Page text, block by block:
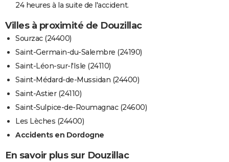
24 heures à la suite de l'accident.
Villes à proximité de Douzillac
Sourzac (24400)
Saint-Germain-du-Salembre (24190)
Saint-Léon-sur-l'Isle (24110)
Saint-Médard-de-Mussidan (24400)
Saint-Astier (24110)
Saint-Sulpice-de-Roumagnac (24600)
Les Lèches (24400)
Accidents en Dordogne
En savoir plus sur Douzillac